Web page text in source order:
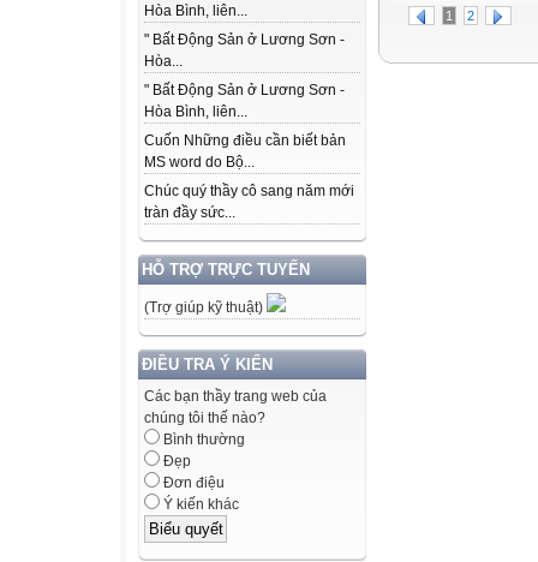
Hòa Bình, liên...
" Bất Động Sản ở Lương Sơn -
Hòa...
" Bất Động Sản ở Lương Sơn -
Hòa Bình, liên...
Cuốn Những điều cần biết bản
MS word do Bộ...
Chúc quý thầy cô sang năm mới
tràn đầy sức...
HỖ TRỢ TRỰC TUYẾN
(Trợ giúp kỹ thuật)
ĐIỀU TRA Ý KIẾN
Các bạn thầy trang web của
chúng tôi thế nào?
Bình thường
Đẹp
Đơn điệu
Ý kiến khác
1 2